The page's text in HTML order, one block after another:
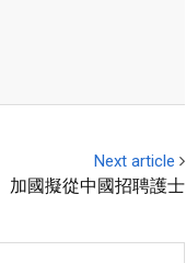
Next article
加國擬從中國招聘護士